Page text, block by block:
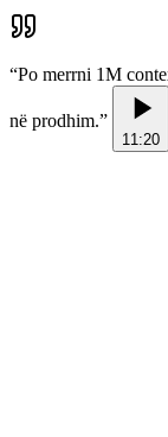
“Po merrni 1M
në prodhim.”
11:20